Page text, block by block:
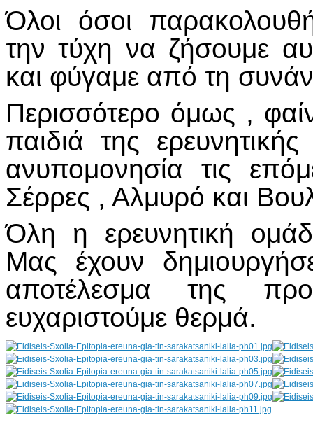
Όλοι όσοι
την τύχη να ζήσουμε
και φύγαμε από τη
Περισσότερο όμως ,
παιδιά της
ανυπομονησία τις
Σέρρες , Αλμυρό και
Όλη η ερευνητική
Μας έχουν
αποτέλεσμα της
ευχαριστούμε θερμά.